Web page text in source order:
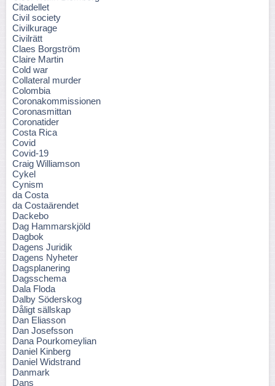
Citadellet
Civil society
Civilkurage
Civilrätt
Claes Borgström
Claire Martin
Cold war
Collateral murder
Colombia
Coronakommissionen
Coronasmittan
Coronatider
Costa Rica
Covid
Covid-19
Craig Williamson
Cykel
Cynism
da Costa
da Costaärendet
Dackebo
Dag Hammarskjöld
Dagbok
Dagens Juridik
Dagens Nyheter
Dagsplanering
Dagsschema
Dala Floda
Dalby Söderskog
Dåligt sällskap
Dan Eliasson
Dan Josefsson
Dana Pourkomeylian
Daniel Kinberg
Daniel Widstrand
Danmark
Dans